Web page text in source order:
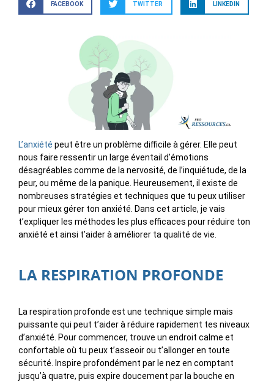
FACEBOOK TWITTER LINKEDIN
L’anxiété peut être un problème difficile à gérer. Elle peut
nous faire ressentir un large éventail d’émotions
désagréables comme de la nervosité, de l’inquiétude, de la
peur, ou même de la panique. Heureusement, il existe de
nombreuses stratégies et techniques que tu peux utiliser
pour mieux gérer ton anxiété. Dans cet article, je vais
t’expliquer les méthodes les plus efficaces pour réduire ton
anxiété et ainsi t’aider à améliorer ta qualité de vie.
LA RESPIRATION PROFONDE
La respiration profonde est une technique simple mais
puissante qui peut t’aider à réduire rapidement tes niveaux
d’anxiété. Pour commencer, trouve un endroit calme et
confortable où tu peux t’asseoir ou t’allonger en toute
sécurité. Inspire profondément par le nez en comptant
jusqu’à quatre, puis expire doucement par la bouche en